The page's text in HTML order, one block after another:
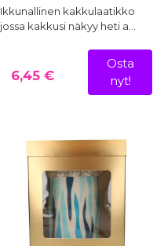
Ikkunallinen kakkulaatikko
jossa kakkusi näkyy heti a…
6,45 €
Osta
nyt!